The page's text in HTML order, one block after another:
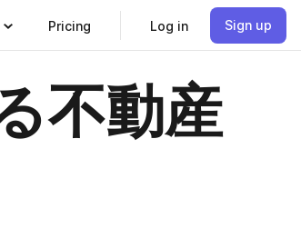
Pricing Log in Sign up
不動産